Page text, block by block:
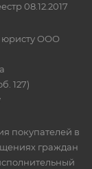
08.12.2017
юристу ООО
127)
покупателей в
граждан